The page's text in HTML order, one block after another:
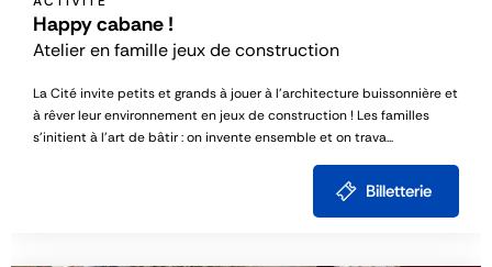
Happy cabane !
Atelier en famille jeux de construction
La Cité invite petits et grands à jouer à l’architecture buissonnière et
à rêver leur environnement en jeux de construction ! Les familles
s’initient à l’art de bâtir : on invente ensemble et on trava...
Billetterie